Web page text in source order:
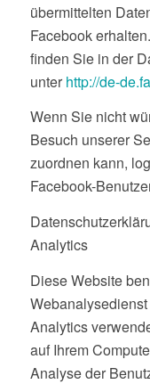
übermittelten
Facebook
finden Sie in der
unter http://de-
Wenn Sie nicht
Besuch unserer
zuordnen kann,
Facebook-
Analytics
Diese Website
Webanalysedienst
Analytics
auf Ihrem
Analyse der